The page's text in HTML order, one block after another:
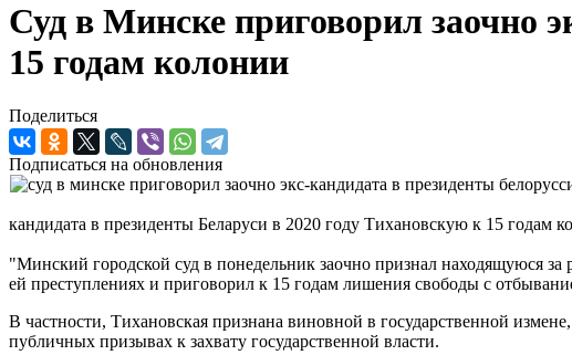
Суд в Минске приговорил заочно
15 годам колонии
Поделиться
Подписаться на обновления
кандидата в президенты Беларуси в 2020 году Тихановскую к 15 годам
"Минский городской суд в понедельник заочно признал находящуюся
ей преступлениях и приговорил к 15 годам лишения свободы с
В частности, Тихановская признана виновной в государственной
публичных призывах к захвату государственной власти.